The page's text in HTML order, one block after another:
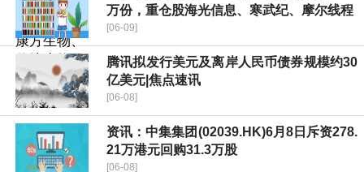
万份，重仓股海光信息、寒武纪、摩尔线程
[06-09]
腾讯拟发行美元及离岸人民币债券规模约30
亿美元|焦点速讯
[06-08]
资讯：中集集团(02039.HK)6月8日斥资278.
21万港元回购31.3万股
[06-08]